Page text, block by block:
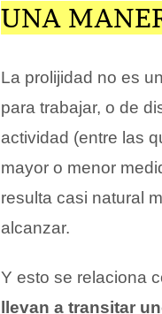
UNA
La prolijidad no es
para trabajar, o de
actividad (entre las
mayor o menor
resulta casi natural
alcanzar.
Y esto se relaciona
llevan a transitar